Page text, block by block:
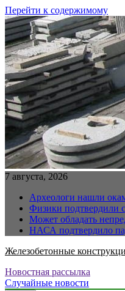
Перейти к содержимому
7 августа, 2026
Археологи нашли
Физики подтвердили
Может обладать
НАСА подтвердило
Железобетонные
Новостная рассылка
Случайные новости